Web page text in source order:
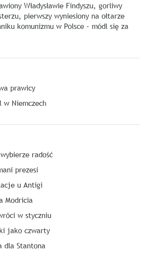
Władysławie Findyszu, gorliwy
pierwszy wyniesiony na ołtarze
komunizmu w Polsce – módl się za
prawicy
w Niemczech
radość
prezesi
u Antigi
Modricia
w styczniu
jako czwarty
dla Stantona